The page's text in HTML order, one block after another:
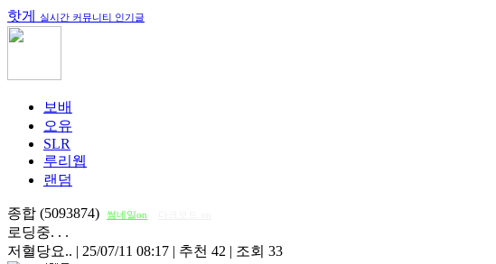
핫게 실시간 커뮤니티 인기글
보배
오유
SLR
루리웹
랜덤
종합 (5093874) 썸네일on
로딩중. . .
저혈당요.. | 25/07/11 08:17 | 추천 42 | 조회 33